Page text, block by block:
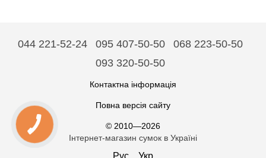
044 221-52-24 095 407-50-50
068 223-50-50
093 320-50-50
Контактна інформація
Повна версія сайту
© 2010—2026
Інтернет-магазин сумок в Україні
Рус Укр